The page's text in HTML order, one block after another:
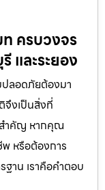
ครบวงจร
และระยอง
ลอดภัยต้องมา
จึงเป็นสิ่งที่
สำคัญ หากคุณ
หรือต้องการ
ฐาน เราคือคำตอบ